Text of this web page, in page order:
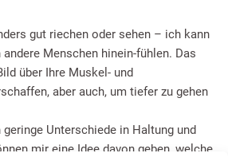
gut riechen oder sehen – ich kann
Menschen hinein-fühlen. Das
über Ihre Muskel- und
aber auch, um tiefer zu gehen
Unterschiede in Haltung und
mir eine Idee davon geben, welche